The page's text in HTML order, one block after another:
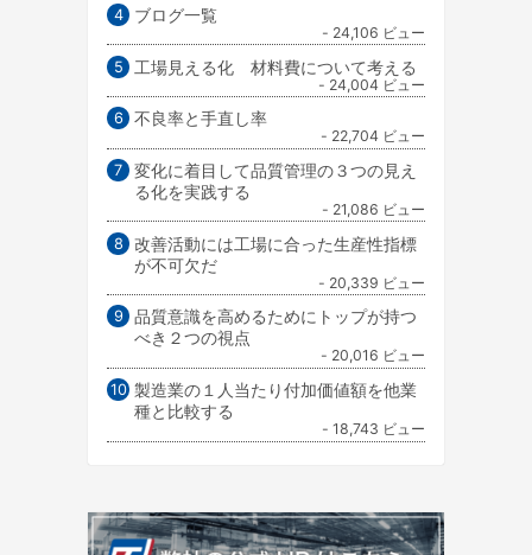
ブログ一覧
- 24,106 ビュー
工場見える化 材料費について考える
- 24,004 ビュー
不良率と手直し率
- 22,704 ビュー
変化に着目して品質管理の３つの見え
る化を実践する
- 21,086 ビュー
改善活動には工場に合った生産性指標
が不可欠だ
- 20,339 ビュー
品質意識を高めるためにトップが持つ
べき２つの視点
- 20,016 ビュー
製造業の１人当たり付加価値額を他業
種と比較する
- 18,743 ビュー